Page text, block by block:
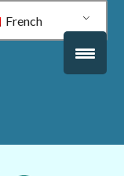
French